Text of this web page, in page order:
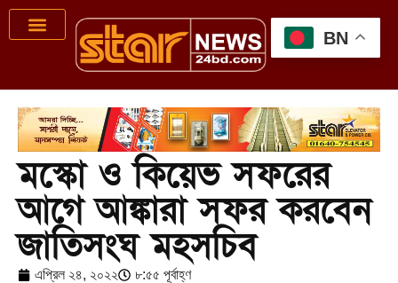
মস্কো ও কিয়েভ সফরের
আগে আঙ্কারা সফর করবেন
জাতিসংঘ মহসচিব
এপ্রিল ২৪, ২০২২ ৮:৫৫ পূর্বাহ্ণ
BN